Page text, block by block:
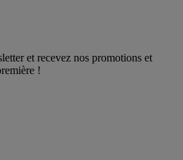
et recevez nos promotions et
!